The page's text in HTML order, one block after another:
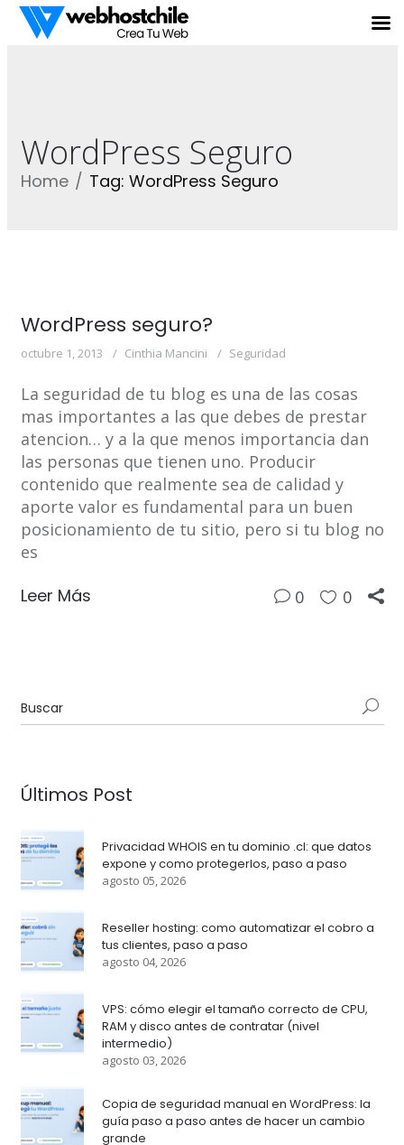
WordPress Seguro
Home Tag: WordPress Seguro
WordPress seguro?
octubre 1, 2013 Cinthia Mancini Seguridad
La seguridad de tu blog es una de las cosas
mas importantes a las que debes de prestar
atencion… y a la que menos importancia dan
las personas que tienen uno. Producir
contenido que realmente sea de calidad y
aporte valor es fundamental para un buen
posicionamiento de tu sitio, pero si tu blog no
es
Leer Más 0 0
Últimos Post
Privacidad WHOIS en tu dominio .cl: que datos
expone y como protegerlos, paso a paso
agosto 05, 2026
Reseller hosting: como automatizar el cobro a
tus clientes, paso a paso
agosto 04, 2026
VPS: cómo elegir el tamaño correcto de CPU,
RAM y disco antes de contratar (nivel
intermedio)
agosto 03, 2026
Copia de seguridad manual en WordPress: la
guía paso a paso antes de hacer un cambio
grande